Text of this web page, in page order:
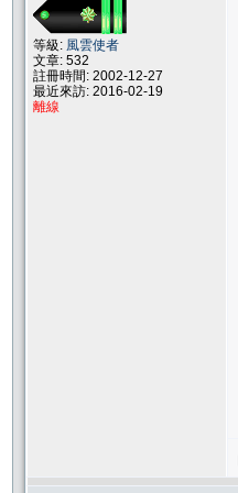
等級: 風雲使者
文章: 532
註冊時間: 2002-12-27
最近來訪: 2016-02-19
離線